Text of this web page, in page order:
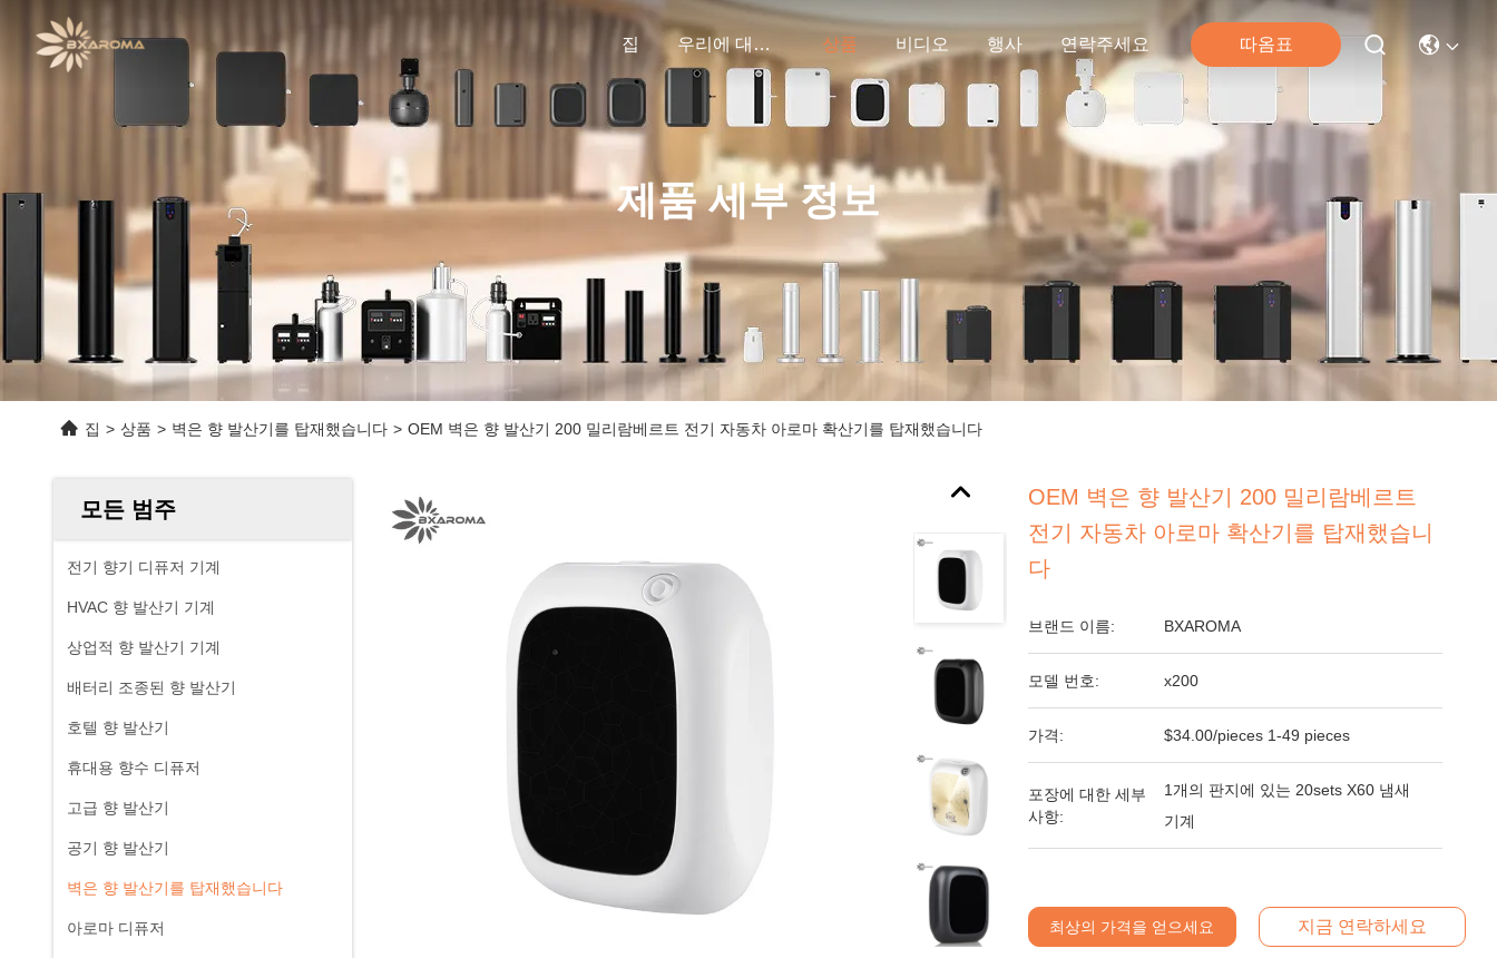
집 우리에 대하여 상품 비디오 행사 연락주세요 따옴표
제품 세부 정보
집 > 상품 > 벽은 향 발산기를 탑재했습니다 > OEM 벽은 향 발산기 200 밀리람베르트 전기 자동차 아로마 확산기를 탑재했습니다
모든 범주
전기 향기 디퓨저 기계
HVAC 향 발산기 기계
상업적 향 발산기 기계
배터리 조종된 향 발산기
호텔 향 발산기
휴대용 향수 디퓨저
고급 향 발산기
공기 향 발산기
벽은 향 발산기를 탑재했습니다
아로마 디퓨저
OEM 벽은 향 발산기 200 밀리람베르트
전기 자동차 아로마 확산기를 탑재했습니
다
브랜드 이름: BXAROMA
모델 번호: x200
가격: $34.00/pieces 1-49 pieces
포장에 대한 세부
사항:
1개의 판지에 있는 20sets X60 냄새
기계
최상의 가격을 얻으세요 지금 연락하세요